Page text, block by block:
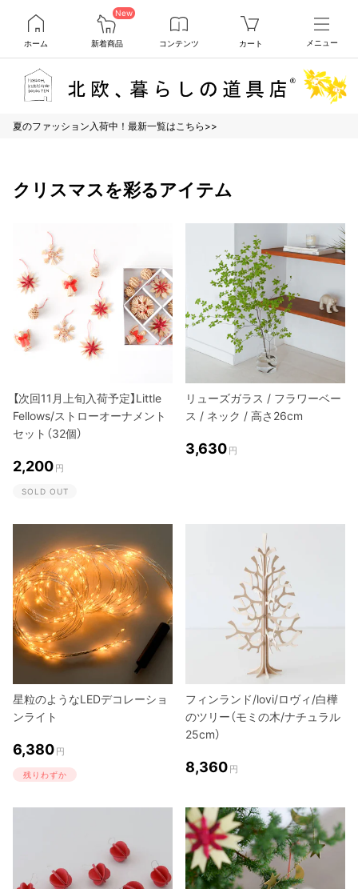
ホーム
New
新着商品 コンテンツ カート メニュー
夏のファッション入荷中！最新一覧はこちら>>
クリスマスを彩るアイテム
【次回11月上旬入荷予定】Little
Fellows/ストローオーナメント
セット（32個）
2,200 円
SOLD OUT
リューズガラス / フラワーベー
ス / ネック / 高さ26cm
3,630 円
星粒のようなLEDデコレーショ
ンライト
6,380 円
残りわずか
フィンランド/lovi/ロヴィ/白樺
のツリー（モミの木/ナチュラル
25cm）
8,360 円